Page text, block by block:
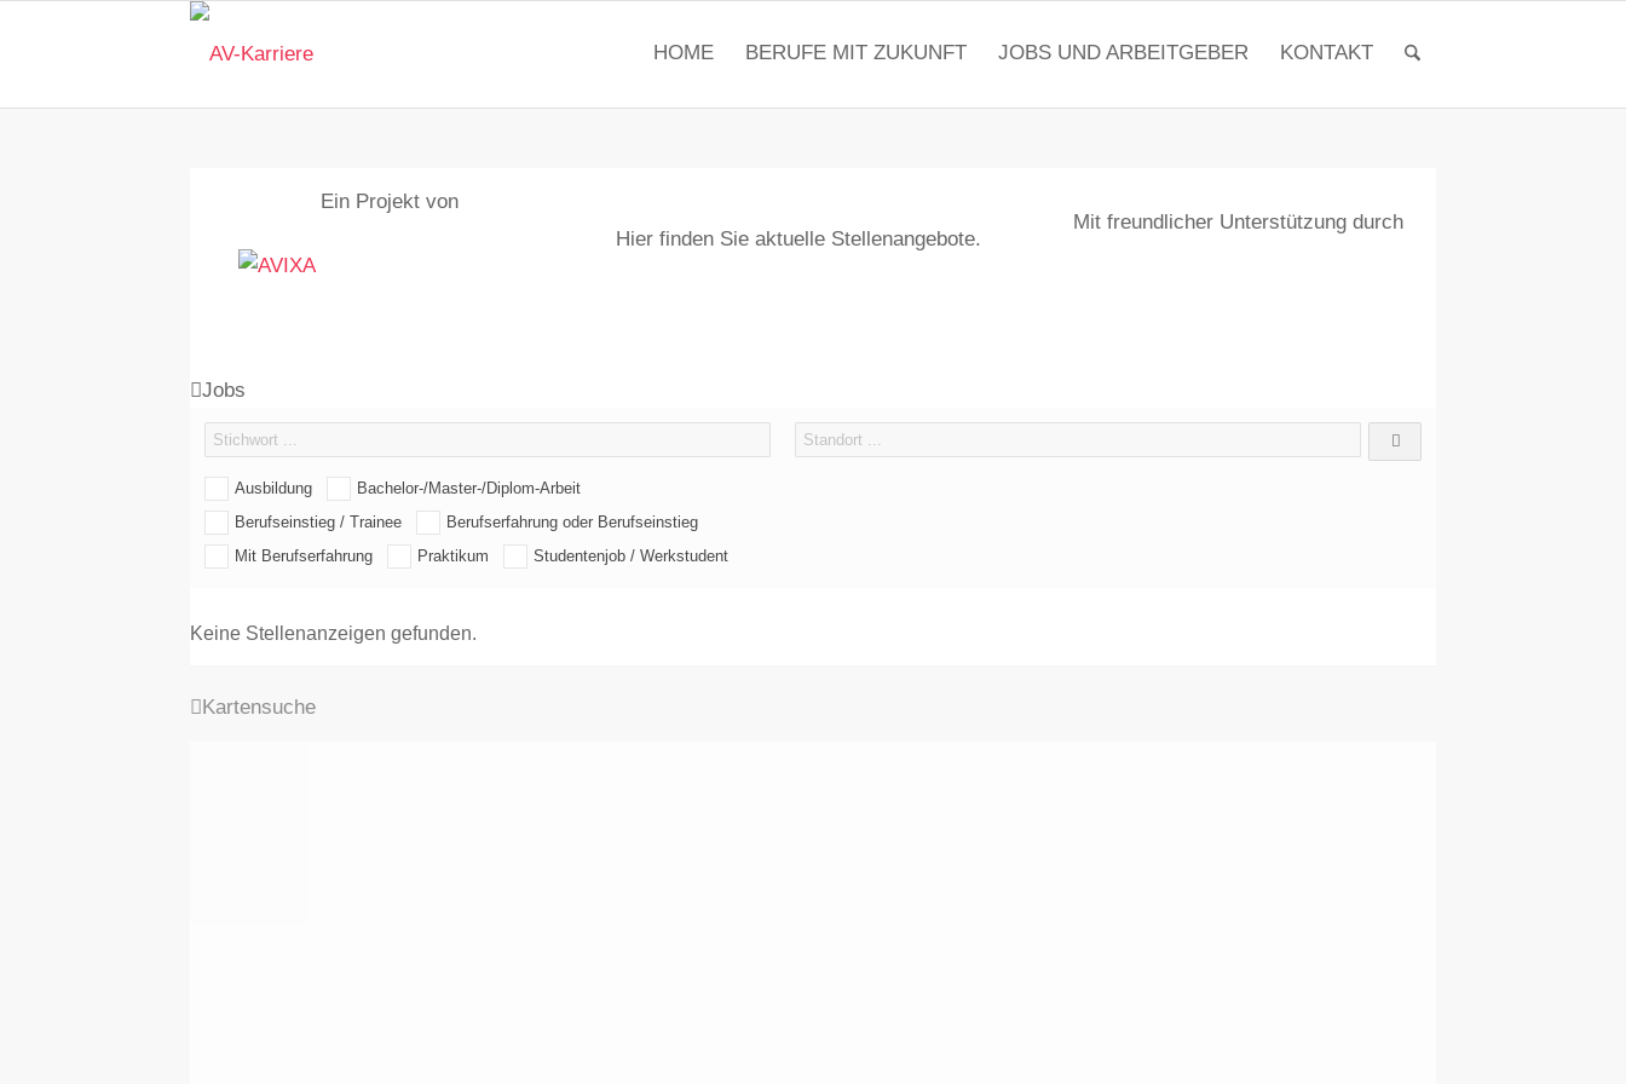
HOME BERUFE MIT ZUKUNFT JOBS UND ARBEITGEBER KONTAKT
Ein Projekt von
Hier finden Sie aktuelle Stellenangebote.
Mit freundlicher Unterstützung durch
Jobs
Ausbildung
Bachelor-/Master-/Diplom-Arbeit
Berufseinstieg / Trainee
Berufserfahrung oder Berufseinstieg
Mit Berufserfahrung
Praktikum Studentenjob / Werkstudent
Keine Stellenanzeigen gefunden.
Kartensuche